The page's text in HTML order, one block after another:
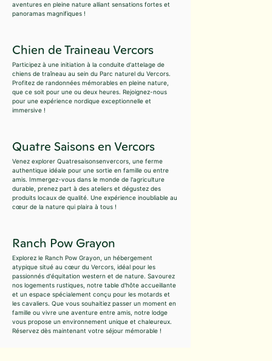
aventures en pleine nature alliant sensations fortes et
panoramas magnifiques !
Chien de Traineau Vercors
Participez à une initiation à la conduite d'attelage de
chiens de traîneau au sein du Parc naturel du Vercors.
Profitez de randonnées mémorables en pleine nature,
que ce soit pour une ou deux heures. Rejoignez-nous
pour une expérience nordique exceptionnelle et
immersive !
Quatre Saisons en Vercors
Venez explorer Quatresaisonsenvercors, une ferme
authentique idéale pour une sortie en famille ou entre
amis. Immergez-vous dans le monde de l'agriculture
durable, prenez part à des ateliers et dégustez des
produits locaux de qualité. Une expérience inoubliable au
cœur de la nature qui plaira à tous !
Ranch Pow Grayon
Explorez le Ranch Pow Grayon, un hébergement
atypique situé au cœur du Vercors, idéal pour les
passionnés d'équitation western et de nature. Savourez
nos logements rustiques, notre table d'hôte accueillante
et un espace spécialement conçu pour les motards et
les cavaliers. Que vous souhaitiez passer un moment en
famille ou vivre une aventure entre amis, notre lodge
vous propose un environnement unique et chaleureux.
Réservez dès maintenant votre séjour mémorable !